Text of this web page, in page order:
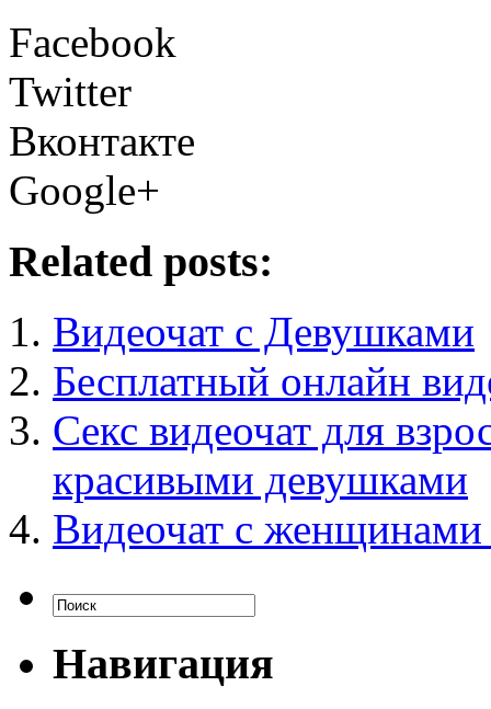
Facebook
Twitter
Вконтакте
Google+
Related posts:
Видеочат с Девушками
Бесплатный онлайн
Секс видеочат для
красивыми девушками
Видеочат с
Навигация